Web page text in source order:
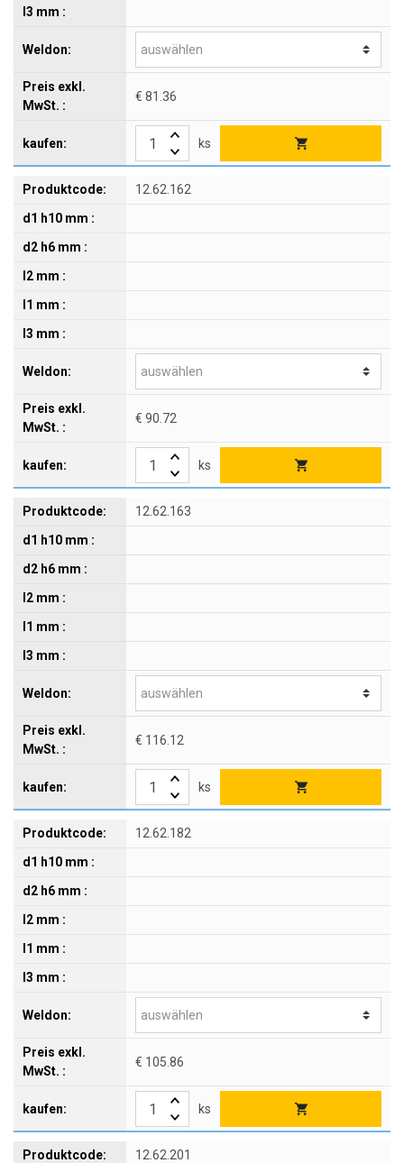
€ 81.36
ks
12.62.162
€ 90.72
ks
12.62.163
€ 116.12
ks
12.62.182
€ 105.86
ks
12.62.201